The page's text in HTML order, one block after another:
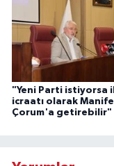
"Yeni Parti istiyorsa
icraatı olarak
Çorum'a getirebilir"